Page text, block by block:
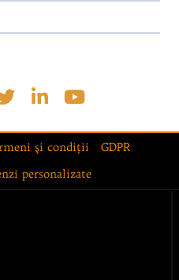
şi condiţii
GDPR
personalizate